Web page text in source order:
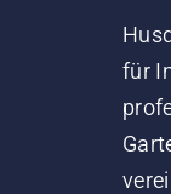
für